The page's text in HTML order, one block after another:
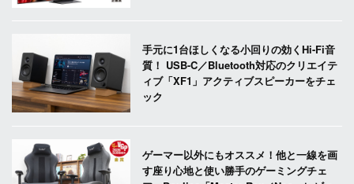
手元に1台ほしくなる小回りの効くHi-Fi音
質！ USB-C／Bluetooth対応のクリエイテ
ィブ「XF1」アクティブスピーカーをチェ
ック
ゲーマー以外にもオススメ！他と一線を画
す座り心地と使い勝手のゲーミングチェ